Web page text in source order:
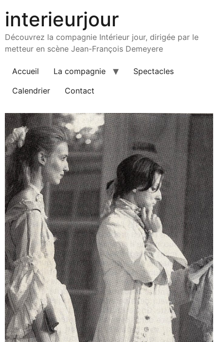
interieurjour
Découvrez la compagnie Intérieur jour, dirigée par le
metteur en scène Jean-François Demeyere
Accueil La compagnie
Spectacles
Calendrier
Contact